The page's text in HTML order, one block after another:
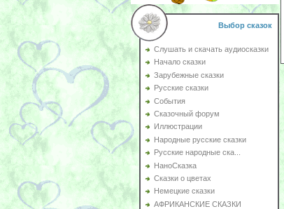
Выбор сказок
Слушать и скачать аудиосказки
Начало сказки
Зарубежные сказки
Русские сказки
События
Сказочный форум
Иллюстрации
Народные русские сказки
Русские народные ска...
НаноСказка
Сказки о цветах
Немецкие сказки
АФРИКАНСКИЕ СКАЗКИ